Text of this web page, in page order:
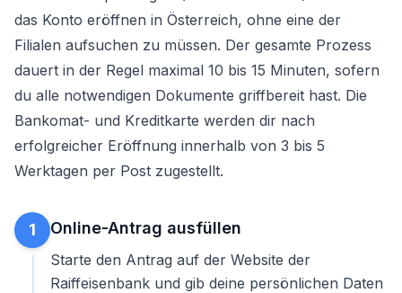
das Konto eröffnen in Österreich, ohne eine der
Filialen aufsuchen zu müssen. Der gesamte Prozess
dauert in der Regel maximal 10 bis 15 Minuten, sofern
du alle notwendigen Dokumente griffbereit hast. Die
Bankomat- und Kreditkarte werden dir nach
erfolgreicher Eröffnung innerhalb von 3 bis 5
Werktagen per Post zugestellt.
1 Online-Antrag ausfüllen
Starte den Antrag auf der Website der
Raiffeisenbank und gib deine persönlichen Daten